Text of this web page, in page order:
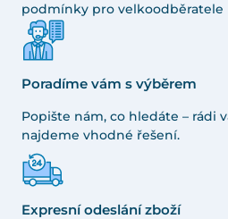
podmínky pro velkoodběratele
Poradíme vám s výběrem
Popište nám, co hledáte – rádi
najdeme vhodné řešení.
Expresní odeslání zboží